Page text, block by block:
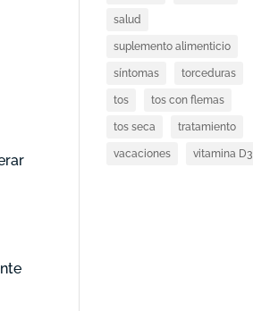
salud
suplemento alimenticio
síntomas torceduras
tos tos con flemas
tos seca tratamiento
vacaciones vitamina D3